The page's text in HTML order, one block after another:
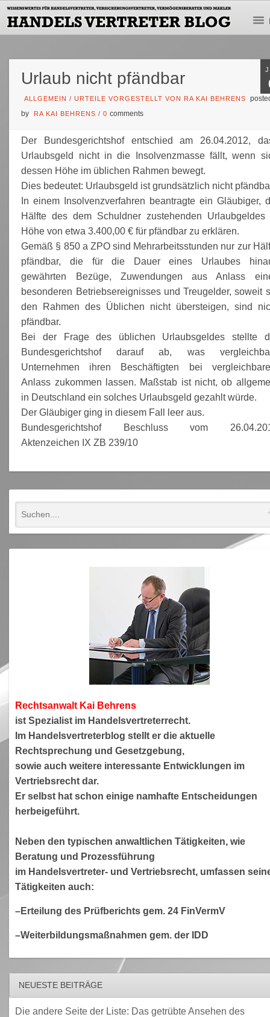
Urlaub nicht pfändbar
ALLGEMEIN /URTEILE VORGESTELLT VON RA KAI BEHRENS
by
RA KAI BEHRENS /0comments
Der Bundesgerichtshof entschied am 26.04.2012,
Urlaubsgeld nicht in die Insolvenzmasse fällt, wenn
dessen Höhe im üblichen Rahmen bewegt.
Dies bedeutet: Urlaubsgeld ist grundsätzlich nicht
In einem Insolvenzverfahren beantragte ein Gläubiger,
Hälfte des dem Schuldner zustehenden Urlaubgeldes
Höhe von etwa 3.400,00 € für pfändbar zu erklären.
Gemäß § 850 a ZPO sind Mehrarbeitsstunden nur zur
pfändbar, die für die Dauer eines Urlaubes
gewährten Bezüge, Zuwendungen aus Anlass
besonderen Betriebsereignisses und Treugelder, soweit
den Rahmen des Üblichen nicht übersteigen, sind
pfändbar.
Bei der Frage des üblichen Urlaubsgeldes stellte
Bundesgerichtshof darauf ab, was
Unternehmen ihren Beschäftigten bei
Anlass zukommen lassen. Maßstab ist nicht, ob
in Deutschland ein solches Urlaubsgeld gezahlt würde.
Der Gläubiger ging in diesem Fall leer aus.
Bundesgerichtshof Beschluss vom
Aktenzeichen IX ZB 239/10
Rechtsanwalt Kai Behrens
ist Spezialist im Handelsvertreterrecht.
Im Handelsvertreterblog stellt er die aktuelle
Rechtsprechung und Gesetzgebung,
sowie auch weitere interessante Entwicklungen im
Vertriebsrecht dar.
Er selbst hat schon einige namhafte Entscheidungen
herbeigeführt.
Neben den typischen anwaltlichen Tätigkeiten, wie
Beratung und Prozessführung
im Handelsvertreter- und Vertriebsrecht, umfassen
Tätigkeiten auch:
–Erteilung des Prüfberichts gem. 24 FinVermV
–Weiterbildungsmaßnahmen gem. der IDD
NEUESTE BEITRÄGE
Die andere Seite der Liste: Das getrübte Ansehen des